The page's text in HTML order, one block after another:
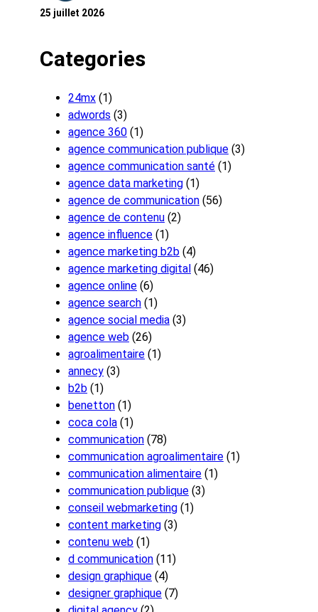
25 juillet 2026
Categories
24mx (1)
adwords (3)
agence 360 (1)
agence communication publique (3)
agence communication santé (1)
agence data marketing (1)
agence de communication (56)
agence de contenu (2)
agence influence (1)
agence marketing b2b (4)
agence marketing digital (46)
agence online (6)
agence search (1)
agence social media (3)
agence web (26)
agroalimentaire (1)
annecy (3)
b2b (1)
benetton (1)
coca cola (1)
communication (78)
communication agroalimentaire (1)
communication alimentaire (1)
communication publique (3)
conseil webmarketing (1)
content marketing (3)
contenu web (1)
d communication (11)
design graphique (4)
designer graphique (7)